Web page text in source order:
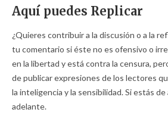
Aquí puedes Replicar
¿Quieres contribuir a la discusión o a la
tu comentario si éste no es ofensivo o
en la libertad y está contra la censura,
de publicar expresiones de los lectores
la inteligencia y la sensibilidad. Si estás
adelante.